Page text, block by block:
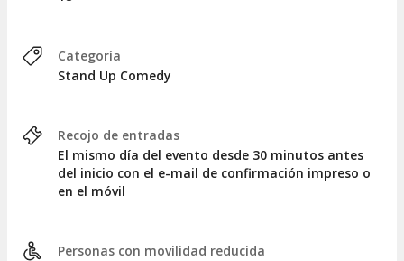
Categoría
Stand Up Comedy
Recojo de entradas
El mismo día del evento desde 30 minutos antes
del inicio con el e-mail de confirmación impreso o
en el móvil
Personas con movilidad reducida